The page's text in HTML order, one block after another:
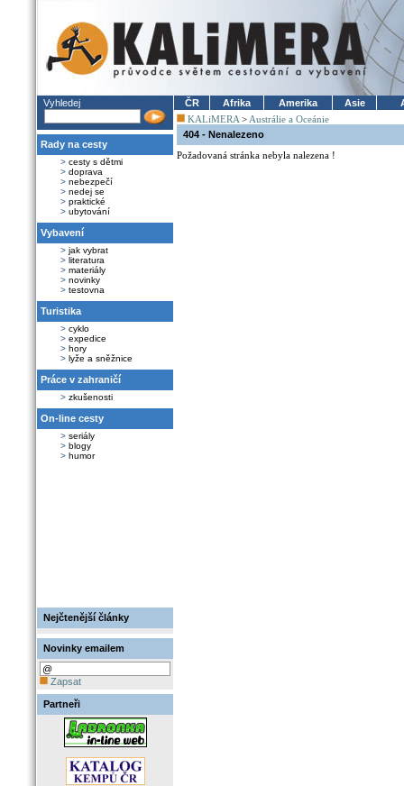
Vyhledej
Rady na cesty
> cesty s dětmi
> doprava
> nebezpečí
> nedej se
> praktické
> ubytování
Vybavení
> jak vybrat
> literatura
> materiály
> novinky
> testovna
Turistika
> cyklo
> expedice
> hory
> lyže a sněžnice
Práce v zahraničí
> zkušenosti
On-line cesty
> seriály
> blogy
> humor
Nejčtenější články
Novinky emailem
Zapsat
Partneři
ČR Afrika Amerika Asie
KALiMERA > Austrálie a Oceánie
404 - Nenalezeno
Požadovaná stránka nebyla nalezena !